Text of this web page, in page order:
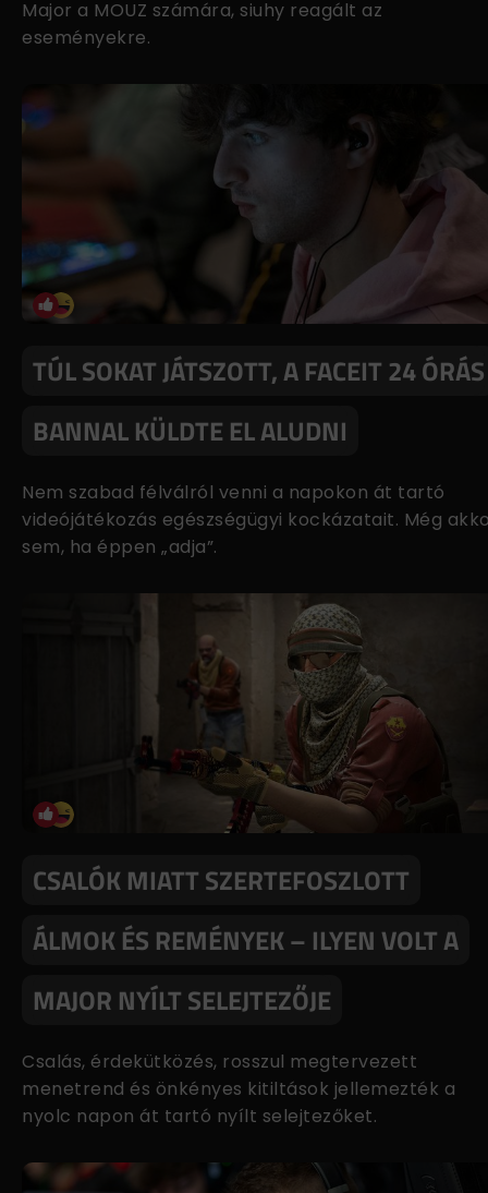
Major a MOUZ számára, siuhy reagált az
eseményekre.
TÚL SOKAT JÁTSZOTT, A FACEIT 24 ÓRÁS
BANNAL KÜLDTE EL ALUDNI
Nem szabad félválról venni a napokon át tartó
videójátékozás egészségügyi kockázatait. Még
sem, ha éppen „adja”.
CSALÓK MIATT SZERTEFOSZLOTT
ÁLMOK ÉS REMÉNYEK – ILYEN VOLT A
MAJOR NYÍLT SELEJTEZŐJE
Csalás, érdekütközés, rosszul megtervezett
menetrend és önkényes kitiltások jellemezték a
nyolc napon át tartó nyílt selejtezőket.